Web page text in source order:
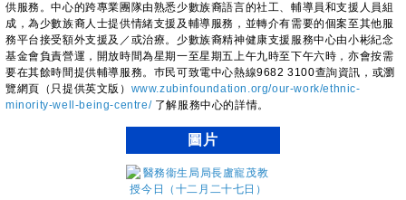
供服務。中心的跨專業團隊由熟悉少數族裔語言的社工、輔導員和支援人員組
成，為少數族裔人士提供情緒支援及輔導服務，並轉介有需要的個案至其他服
務平台接受額外支援及／或治療。少數族裔精神健康支援服務中心由小彬紀念
基金會負責營運，開放時間為星期一至星期五上午九時至下午六時，亦會按需
要在其餘時間提供輔導服務。巿民可致電中心熱線9682 3100查詢資訊，或瀏
覽網頁（只提供英文版） www.zubinfoundation.org/our-work/ethnic-
minority-well-being-centre/了解服務中心的詳情。
圖片